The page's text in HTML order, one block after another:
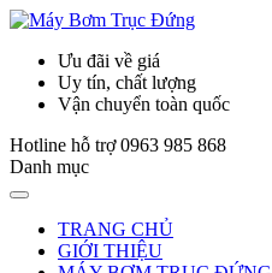
Ưu đãi về giá
Uy tín, chất lượng
Vận chuyển toàn quốc
Hotline hỗ trợ 0963 985 868
Danh mục
TRANG CHỦ
GIỚI THIỆU